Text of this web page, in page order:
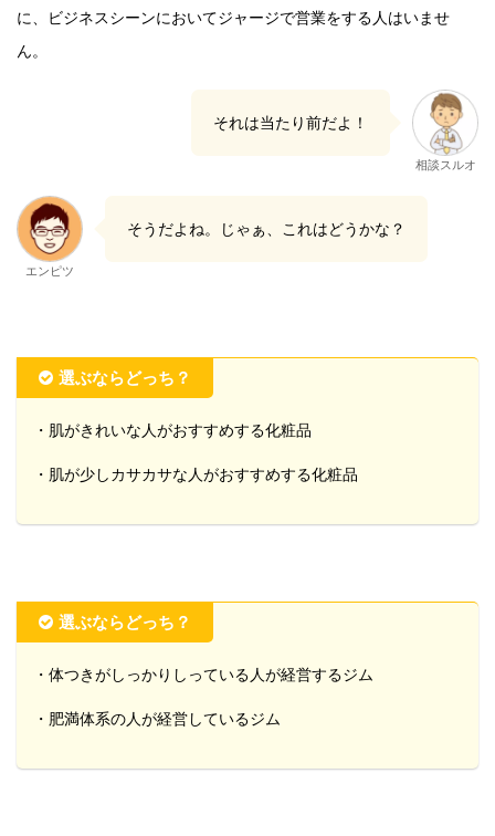
に、ビジネスシーンにおいてジャージで営業をする人はいませ
ん。
それは当たり前だよ！
相談スルオ
エンピツ
そうだよね。じゃぁ、これはどうかな？
選ぶならどっち？
・肌がきれいな人がおすすめする化粧品
・肌が少しカサカサな人がおすすめする化粧品
選ぶならどっち？
・体つきがしっかりしっている人が経営するジム
・肥満体系の人が経営しているジム